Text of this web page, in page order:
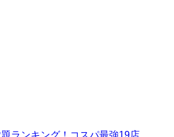
ランキング！コスパ最強19店